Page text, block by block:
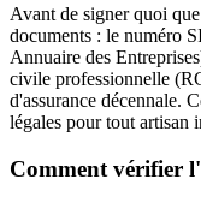
Avant de signer quoi
documents : le numéro
Annuaire des
civile professionnelle
d'assurance décennale.
légales pour tout artisan
Comment vérifier